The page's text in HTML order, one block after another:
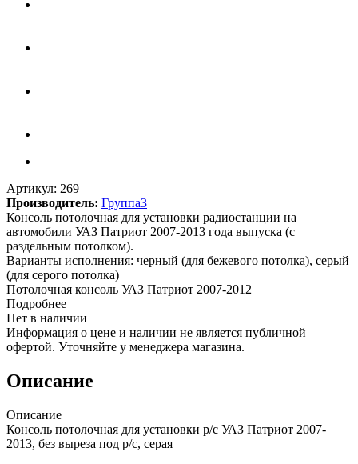
Артикул: 269
Производитель: Группа3
Консоль потолочная для установки радиостанции на
автомобили УАЗ Патриот 2007-2013 года выпуска (с
раздельным потолком).
Варианты исполнения: черный (для бежевого потолка), серый
(для серого потолка)
Потолочная консоль УАЗ Патриот 2007-2012
Подробнее
Нет в наличии
Информация о цене и наличии не является публичной
офертой. Уточняйте у менеджера магазина.
Описание
Описание
Консоль потолочная для установки р/c УАЗ Патриот 2007-
2013, без выреза под р/c, серая